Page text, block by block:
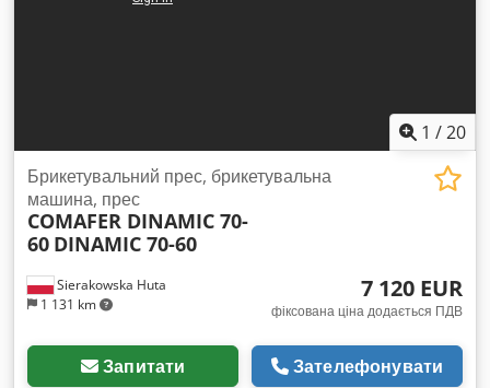
1 /20
Sierakowska Huta
1 131 km
Брикетувальний прес, брикетувальна
машина, прес
COMAFER DINAMIC 70-
60 DINAMIC 70-60
7 120 EUR
фіксована ціна додається ПДВ
Запитати Зателефонувати